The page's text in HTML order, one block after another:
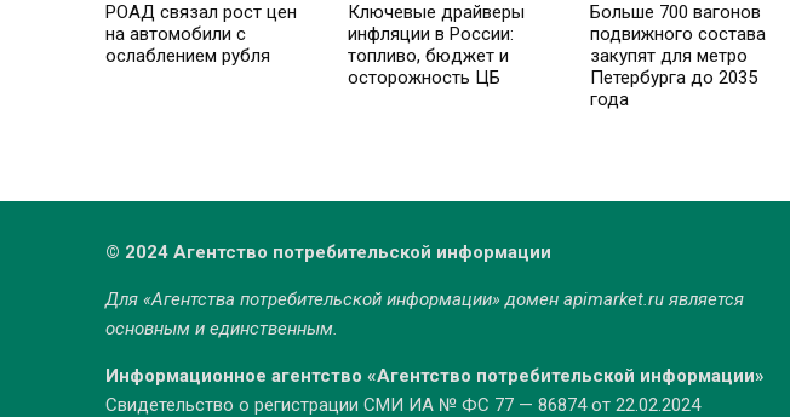
РОАД связал рост цен
на автомобили с
ослаблением рубля
Ключевые драйверы
инфляции в России:
топливо, бюджет и
осторожность ЦБ
Больше 700 вагонов
подвижного состава
закупят для метро
Петербурга до 2035
года
© 2024 Агентство потребительской информации
Для «Агентства потребительской информации» домен apimarket.ruявляется
основным и единственным.
Информационное агентство «Агентство потребительской информации»
Свидетельство о регистрации СМИ ИА № ФС 77 — 86874 от 22.02.2024